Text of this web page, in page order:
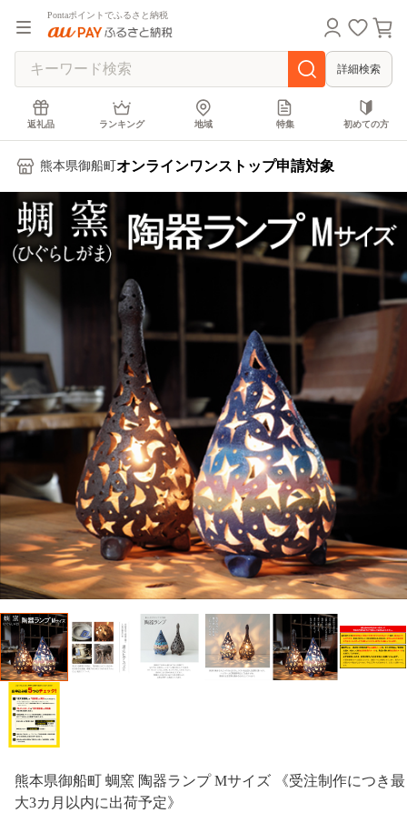
Pontaポイントでふるさと納税
詳細検索
返礼品 ランキング 地域 特集 初めての方
熊本県御船町 オンラインワンストップ申請対象
熊本県御船町 蜩窯 陶器ランプ Mサイズ 《受注制作につき最
大3カ月以内に出荷予定》